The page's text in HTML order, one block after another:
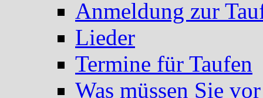
Anmeldung zur
Lieder
Termine für Taufen
Was müssen Sie